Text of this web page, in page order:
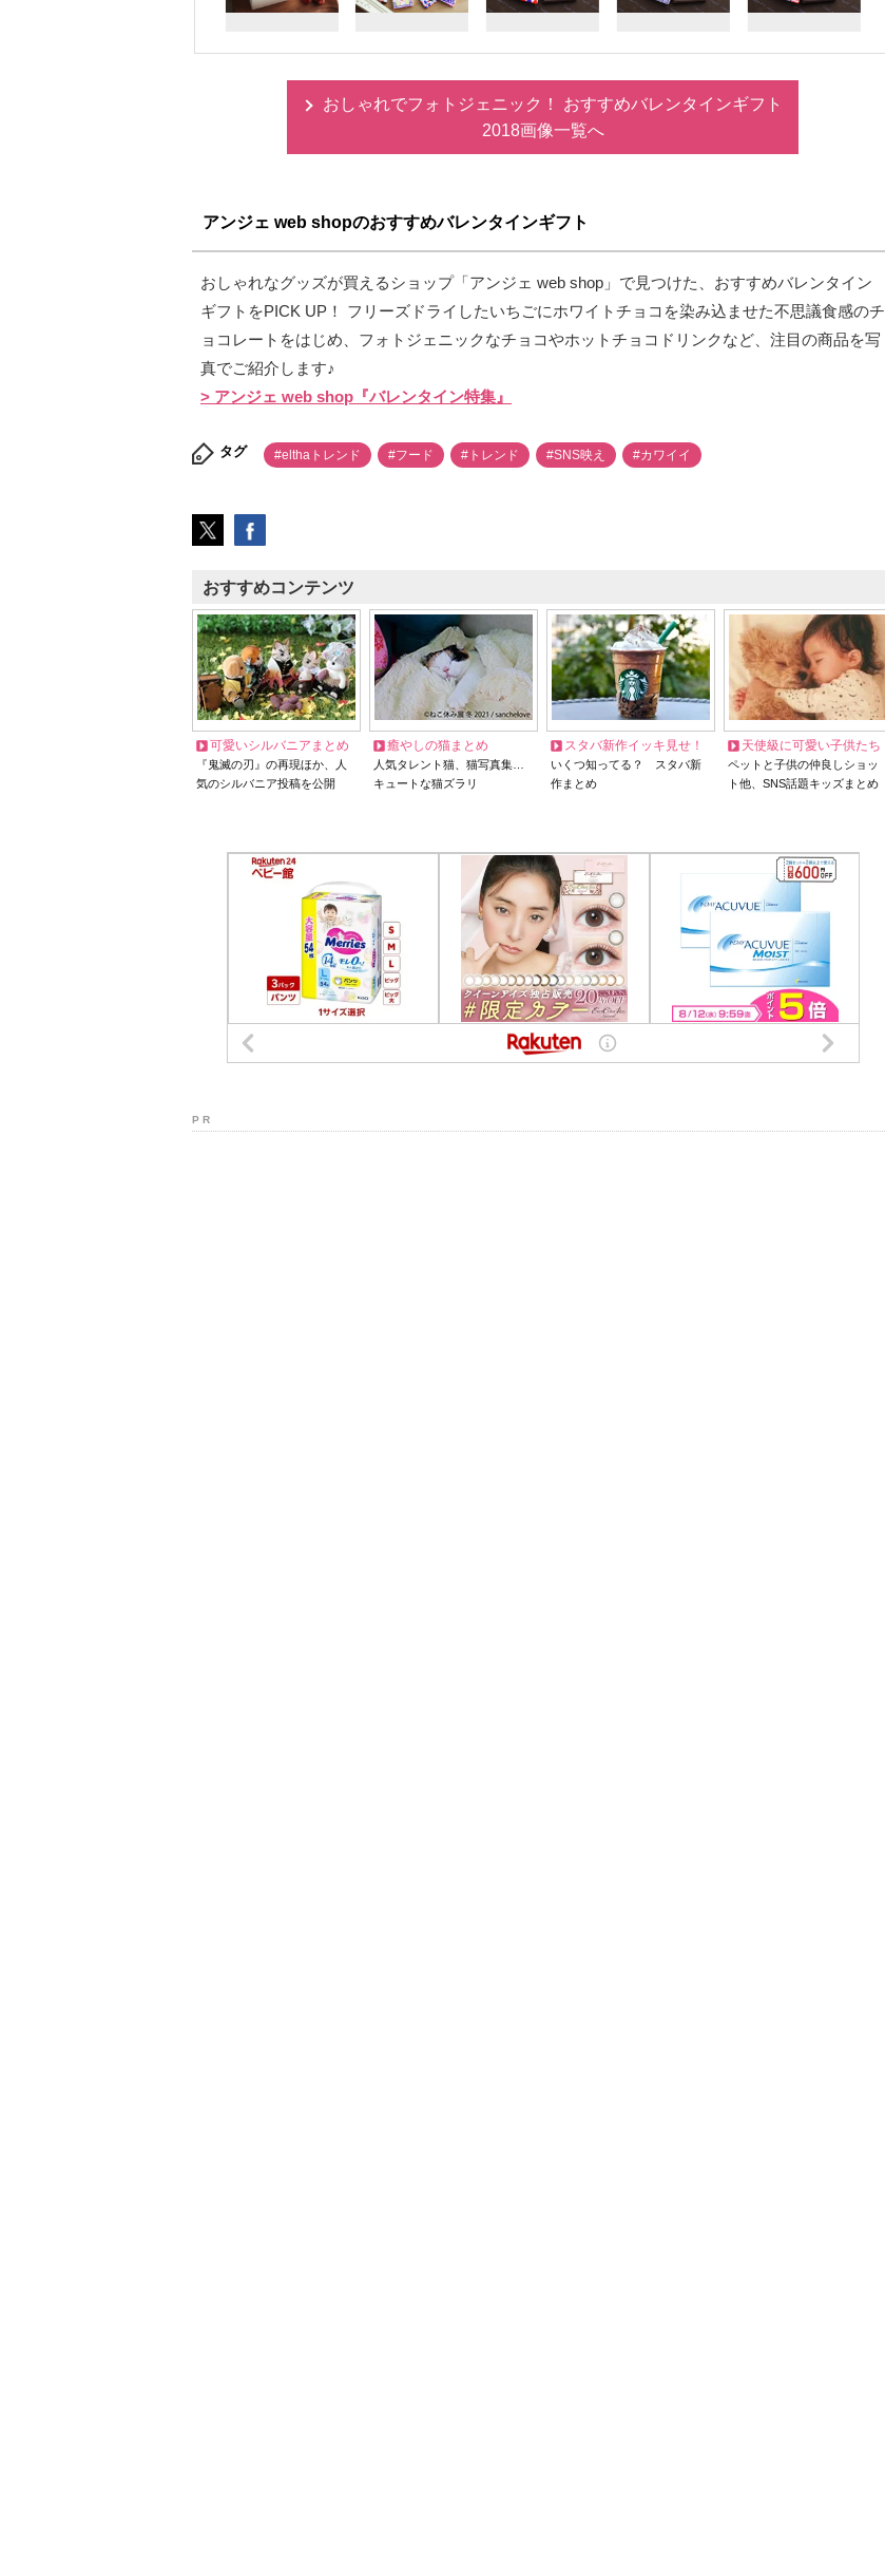
おしゃれでフォトジェニック！ おすすめバレンタインギフト
2018画像一覧へ
アンジェ web shopのおすすめバレンタインギフト
おしゃれなグッズが買えるショップ「アンジェ web shop」で見つけた、おすすめバレンタイン
ギフトをPICK UP！ フリーズドライしたいちごにホワイトチョコを染み込ませた不思議食感のチ
ョコレートをはじめ、フォトジェニックなチョコやホットチョコドリンクなど、注目の商品を写
真でご紹介します♪
> アンジェ web shop『バレンタイン特集』
タグ #elthaトレンド #フード #トレンド #SNS映え #カワイイ
おすすめコンテンツ
可愛いシルバニアまとめ
『鬼滅の刃』の再現ほか、人
気のシルバニア投稿を公開
癒やしの猫まとめ
人気タレント猫、猫写真集…
キュートな猫ズラリ
スタバ新作イッキ見せ！
いくつ知ってる？ スタバ新
作まとめ
天使級に可愛い子供たち
ペットと子供の仲良しショッ
ト他、SNS話題キッズまとめ
P R